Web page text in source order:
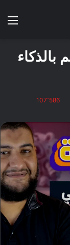
بالذكاء
107٬586